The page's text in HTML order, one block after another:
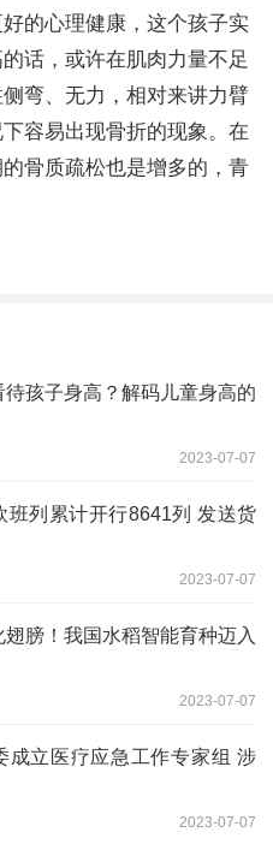
的心理健康，这个孩子实
话，或许在肌肉力量不足
弯、无力，相对来讲力臂
容易出现骨折的现象。在
骨质疏松也是增多的，青
待孩子身高？解码儿童身高的
2023-07-07
班列累计开行8641列 发送货
2023-07-07
膀！我国水稻智能育种迈入
2023-07-07
成立医疗应急工作专家组 涉
2023-07-07